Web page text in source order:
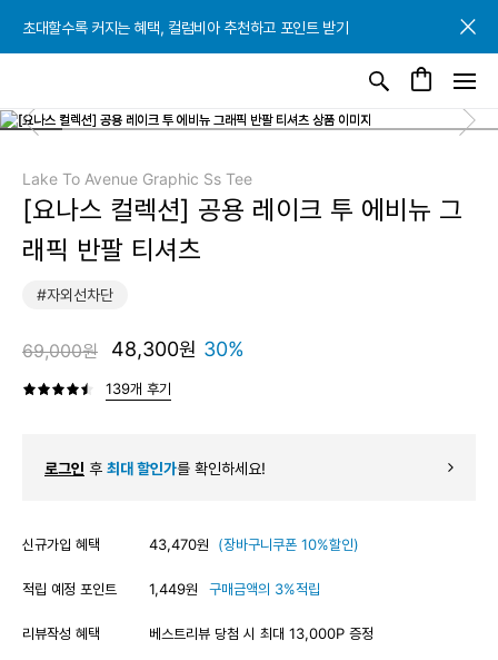
초대할수록 커지는 혜택, 컬럼비아 추천하고 포인트 받기
초대할수록 커지는 혜택, 컬럼비아 추천하고 포인트 받기
초대할수록 커지는 혜택, 컬럼비아 추천하고 포인트 받기
Lake To Avenue Graphic Ss Tee
[요나스 컬렉션] 공용 레이크 투 에비뉴 그
래픽 반팔 티셔츠
#자외선차단
69,000원 48,300원 30%
139개 후기
로그인 후 최대 할인가를 확인하세요!
신규가입 혜택 43,470원 (장바구니쿠폰 10%할인)
적립 예정 포인트 1,449원 구매금액의 3%적립
리뷰작성 혜택 베스트리뷰 당첨 시 최대 13,000P 증정